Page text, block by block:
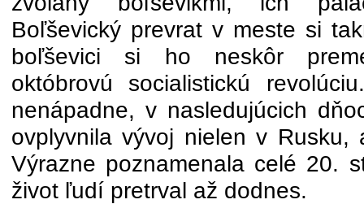
Boľševický prevrat v meste si
boľševici si ho neskôr
októbrovú socialistickú
nenápadne, v nasledujúcich
ovplyvnila vývoj nielen v
Výrazne poznamenala celé 20.
život ľudí pretrval až dodnes.